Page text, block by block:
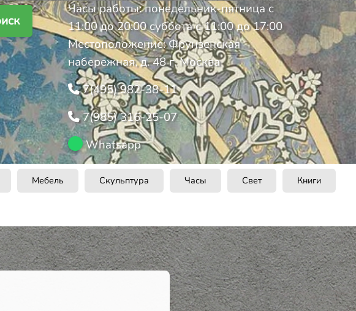
Часы работы: понедельник-пятница с
11:00 до 20:00 суббота с 11:00 до 17:00
Местоположение: Фрунзенская
набережная, д. 48 г. Москва
7(495) 982-38-11
7(985) 316-25-07
Whatsapp
Мебель Скульптура Часы Свет Книги